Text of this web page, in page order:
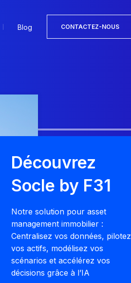
Blog CONTACTEZ-NOUS
Découvrez
Socle by F31
Notre solution pour asset
management immobilier :
Centralisez vos données, pilotez
vos actifs, modélisez vos
scénarios et accélérez vos
décisions grâce à l’IA